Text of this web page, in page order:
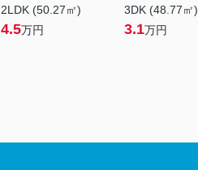
2LDK (50.27㎡)
4.5万円
3DK (48.77㎡)
3.1万円